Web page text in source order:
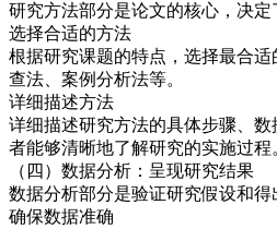
研究方法部分是论文的核心，决定
选择合适的方法
根据研究课题的特点，选择最合
查法、案例分析法等。
详细描述方法
详细描述研究方法的具体步骤、
者能够清晰地了解研究的实施过程
（四）数据分析：呈现研究结果
数据分析部分是验证研究假设和得
确保数据准确